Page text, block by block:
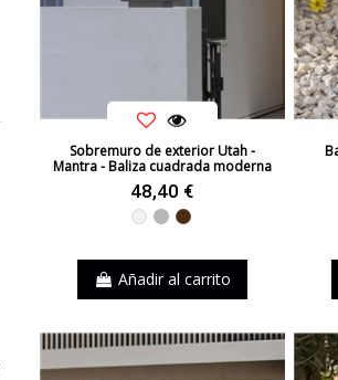
Sobremuro de exterior Utah -
Mantra - Baliza cuadrada moderna
48,40 €
Blanco
GrisMarrón
Añadir al carrito